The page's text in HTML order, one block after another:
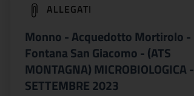
ALLEGATI
Monno - Acquedotto Mortirolo -
Fontana San Giacomo - (ATS
MONTAGNA) MICROBIOLOGICA -
SETTEMBRE 2023
(apre in un'altra scheda).